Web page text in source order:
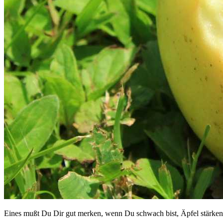
Eines mußt Du Dir gut merken, wenn Du schwach bist, Äpfel